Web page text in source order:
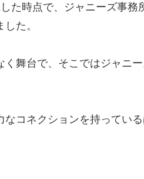
た時点で、ジャニーズ事務
た。
舞台で、そこではジャニ
コネクションを持ってい